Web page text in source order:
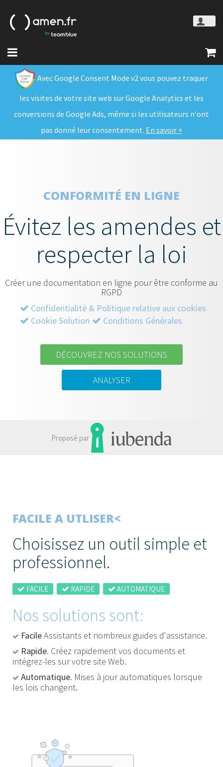
Avec Google Consent Mode v2 vous pouvez traquer
les visites de votre site web sur Google Analytics et les
conversions de Google Ads, même si les utilisateurs n'ont
pas donné leur consentement. En savoir +
CONFORMITÉ EN LIGNE
Évitez les amendes et
respecter la loi
Créer une documentation en ligne pour être conforme au
RGPD
Confidentialité & Politique relative aux cookies
Cookie Solution
Conditions Générales
DÉCOUVREZ NOS SOLUTIONS
ANALYSER
Proposé par
FACILE A UTLISER<
Choisissez un outil simple et
professionnel.
FACILE RAPIDE AUTOMATIQUE
Nos solutions sont:
FacileAssistants et nombreux guides d'assistance.
Rapide. Créez rapidement vos documents et
intégrez-les sur votre site Web.
Automatique. Mises à jour automatiques lorsque
les lois changent.